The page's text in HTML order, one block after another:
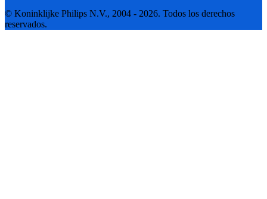
© Koninklijke Philips N.V., 2004 - 2026. Todos los derechos
reservados.